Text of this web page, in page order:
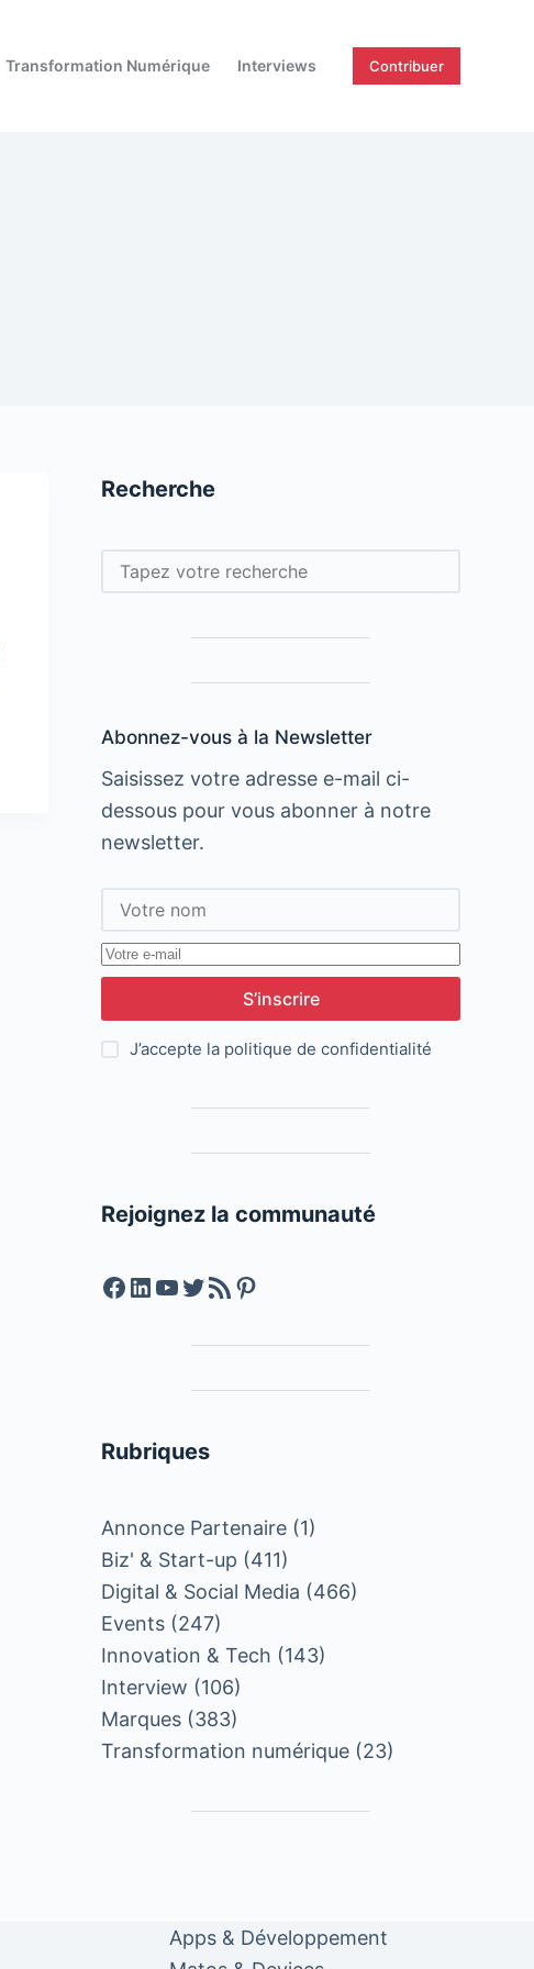
Transformation Numérique Interviews Contribuer
Recherche
Rechercher
Abonnez-vous à la Newsletter
Saisissez votre adresse e-mail ci-
dessous pour vous abonner à notre
newsletter.
S’inscrire
J’accepte la politique de confidentialité
Rejoignez la communauté
Facebook
LinkedIn
YouTube
Twitter
Feed RSSPinterest
Rubriques
Annonce Partenaire (1)
Biz' & Start-up (411)
Digital & Social Media (466)
Events (247)
Innovation & Tech (143)
Interview (106)
Marques (383)
Transformation numérique (23)
Apps & Développement